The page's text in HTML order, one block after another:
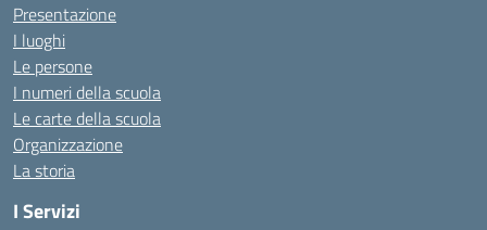
Presentazione
I luoghi
Le persone
I numeri della scuola
Le carte della scuola
Organizzazione
La storia
I Servizi